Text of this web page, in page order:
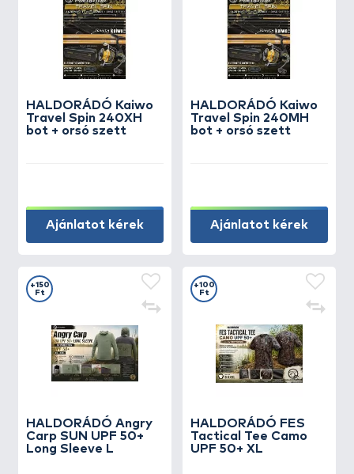
HALDORÁDÓ Kaiwo
Travel Spin 240XH
bot + orsó szett
Ajánlatot kérek
HALDORÁDÓ Kaiwo
Travel Spin 240MH
bot + orsó szett
Ajánlatot kérek
HALDORÁDÓ Angry
Carp SUN UPF 50+
Long Sleeve L
+150
Ft
HALDORÁDÓ FES
Tactical Tee Camo
UPF 50+ XL
+100
Ft